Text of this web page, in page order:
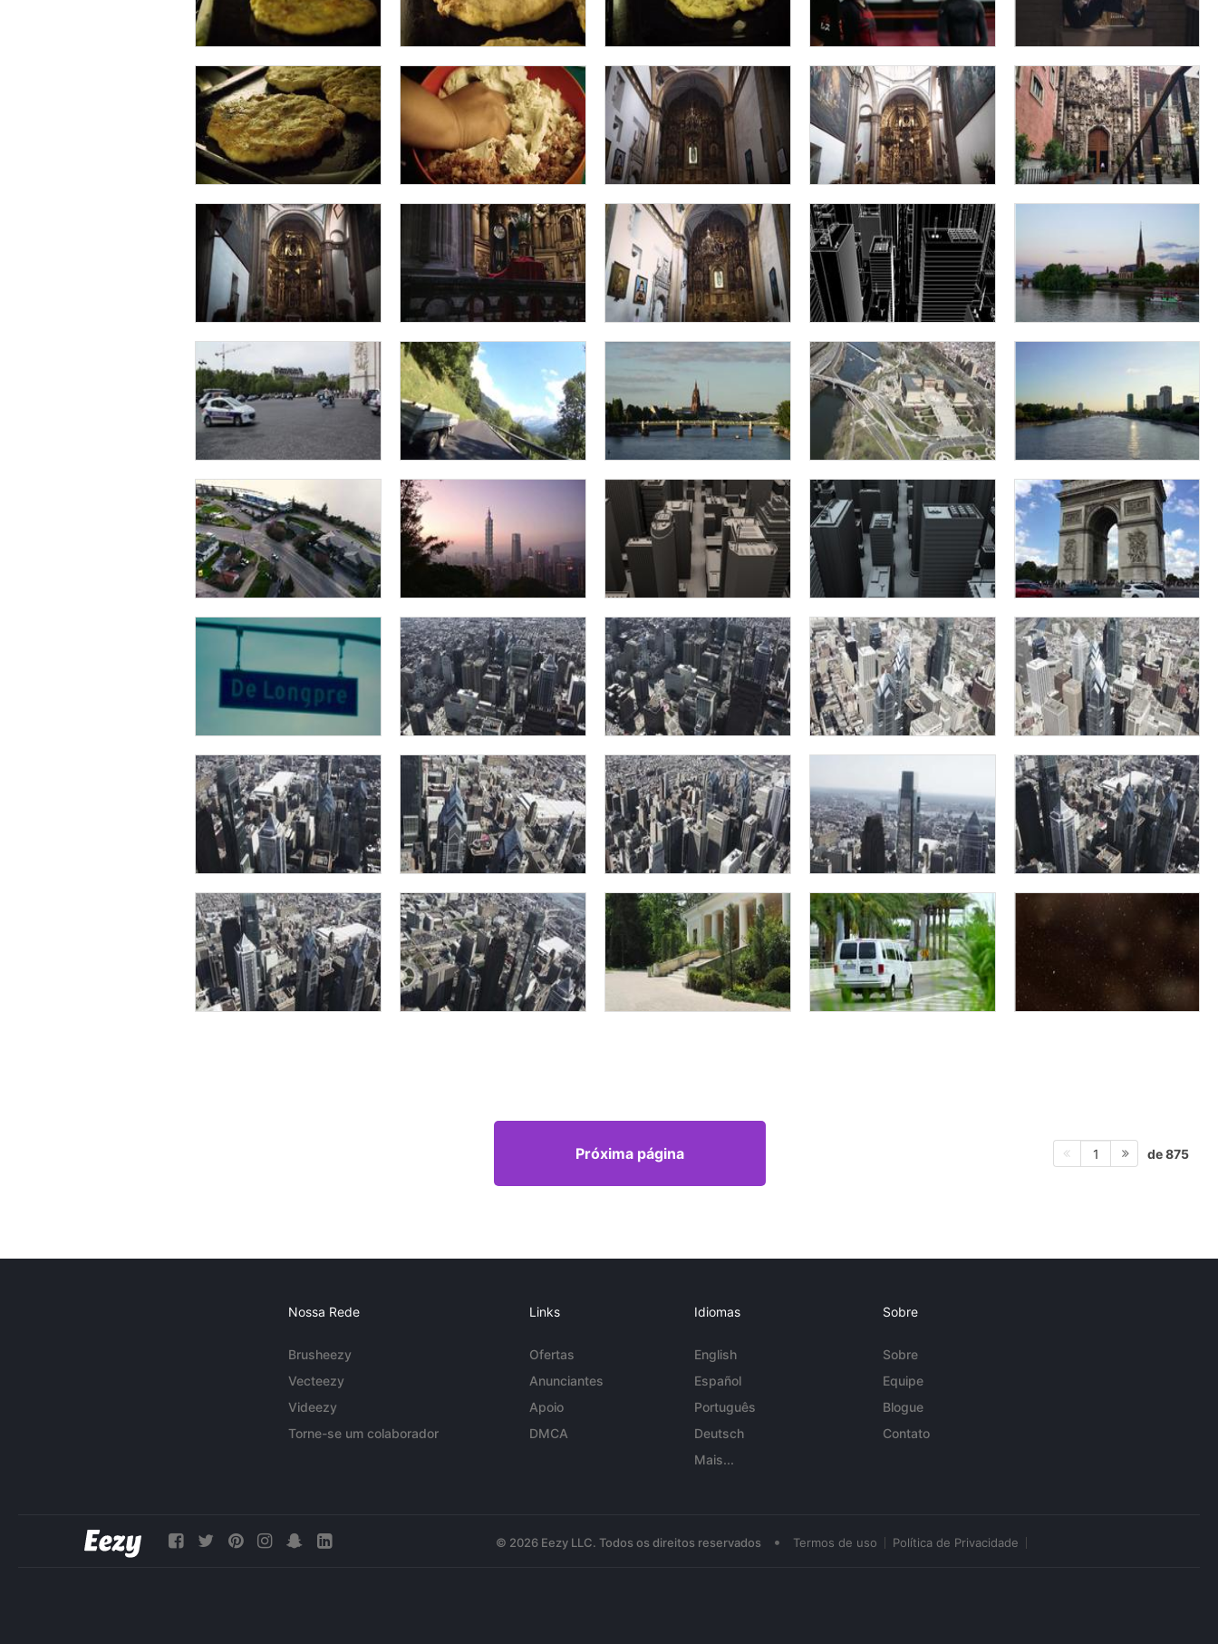
Próxima página 1 de 875
Nossa Rede
Brusheezy
Vecteezy
Videezy
Torne-se um colaborador
Links
Ofertas
Anunciantes
Apoio
DMCA
Idiomas
English
Español
Português
Deutsch
Mais...
Sobre
Sobre
Equipe
Blogue
Contato
© 2026 Eezy LLC. Todos os direitos reservados • Termos de uso Política de Privacidade